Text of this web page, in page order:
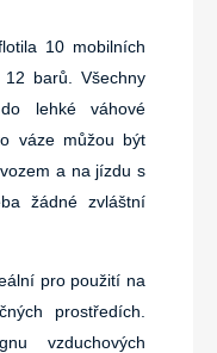
10 mobilních
barů. Všechny
lehké váhové
váze můžou být
a na jízdu s
žádné zvláštní
pro použití na
prostředích.
vzduchových